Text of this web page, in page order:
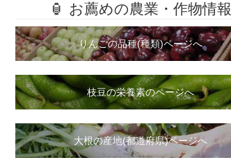
🏮 お薦めの農業・作物情報
りんごの品種(種類)ページへ
枝豆の栄養素のページへ
大根の産地(都道府県)ページへ